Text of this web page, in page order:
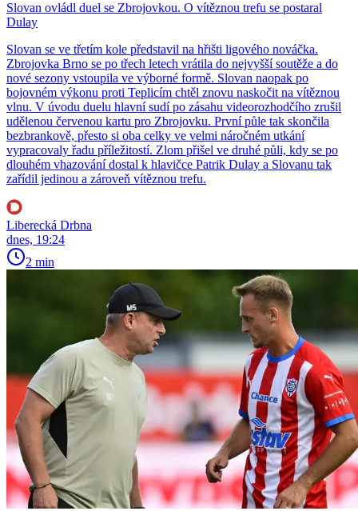
Slovan ovládl duel se Zbrojovkou. O vítěznou trefu se postaral
Dulay
Slovan se ve třetím kole představil na hřišti ligového nováčka.
Zbrojovka Brno se po třech letech vrátila do nejvyšší soutěže a do
nové sezony vstoupila ve výborné formě. Slovan naopak po
bojovném výkonu proti Teplicím chtěl znovu naskočit na vítěznou
vlnu. V úvodu duelu hlavní sudí po zásahu videorozhodčího zrušil
udělenou červenou kartu pro Zbrojovku. První půle tak skončila
bezbrankově, přesto si oba celky ve velmi náročném utkání
vypracovaly řadu příležitostí. Zlom přišel ve druhé půli, kdy se po
dlouhém vhazování dostal k hlavičce Patrik Dulay a Slovanu tak
zařídil jedinou a zároveň vítěznou trefu.
Liberecká Drbna
dnes, 19:24
2 min